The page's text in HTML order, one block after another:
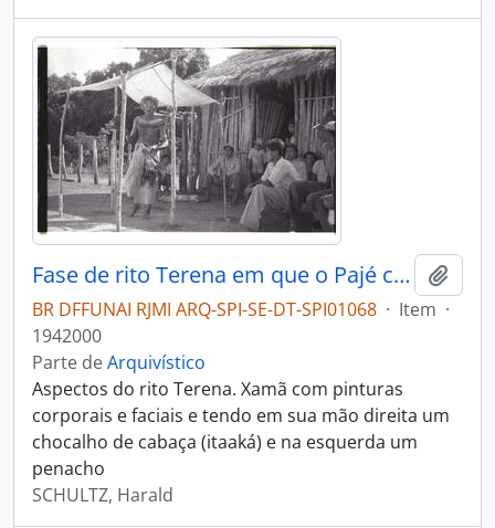
Fase de rito Terena em que o Pajé canta e invoca os espíritos
BR DFFUNAI RJMI ARQ-SPI-SE-DT-SPI01068 · Item ·
1942000
Parte deArquivístico
Aspectos do rito Terena. Xamã com pinturas
corporais e faciais e tendo em sua mão direita um
chocalho de cabaça (itaaká) e na esquerda um
penacho
SCHULTZ, Harald